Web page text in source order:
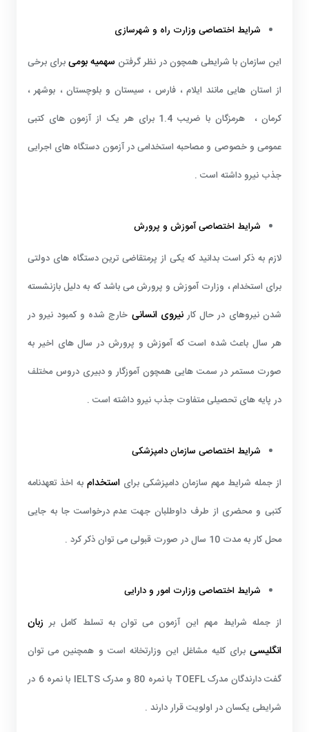
شرایط اختصاصی وزارت راه و شهرسازی
این سازمان با شرایطی همچون در نظر گرفتن سهمیه بومیبرای برخی
از استان هایی مانند ایلام ، فارس ، سیستان و بلوچستان ، بوشهر ،
کرمان ، هرمزگان با ضریب 1.4 برای هر یک از آزمون های کتبی
عمومی و خصوصی و مصاحبه استخدامی در آزمون دستگاه های اجرایی
جذب نیرو داشته است .
شرایط اختصاصی آموزش و پرورش
لازم به ذکر است بدانید که یکی از پرمتقاضی ترین دستگاه های دولتی
برای استخدام ، وزارت آموزش و پرورش می باشد که به دلیل بازنشسته
شدن نیروهای در حال کارنیروی انسانی خارج شده و کمبود نیرو در
هر سال باعث شده است که آموزش و پرورش در سال های اخیر به
صورت مستمر در سمت هایی همچون آموزگار و دبیری دروس مختلف
در پایه های تحصیلی متفاوت جذب نیرو داشته است .
شرایط اختصاصی سازمان دامپزشکی
از جمله شرایط مهم سازمان دامپزشکی برای استخدامبه اخذ تعهدنامه
کتبی و محضری از طرف داوطلبان جهت عدم درخواست جا به جایی
محل کار به مدت 10 سال در صورت قبولی می توان ذکر کرد .
شرایط اختصاصی وزارت امور و دارایی
از جمله شرایط مهم این آزمون می توان به تسلط کامل برزبان
انگلیسی برای کلیه مشاغل این وزارتخانه است و همچنین می توان
گفت دارندگان مدرک TOEFL با نمره 80 و مدرک IELTS با نمره 6 در
شرایطی یکسان در اولویت قرار دارند .